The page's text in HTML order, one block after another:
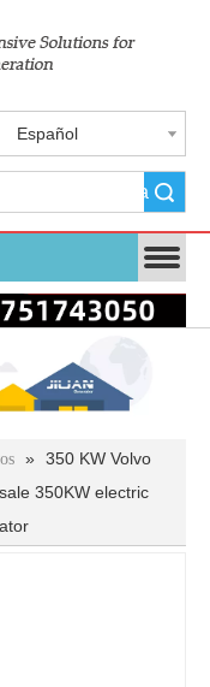
Español
Búsqueda
» 350 KW Volvo
350KW electric